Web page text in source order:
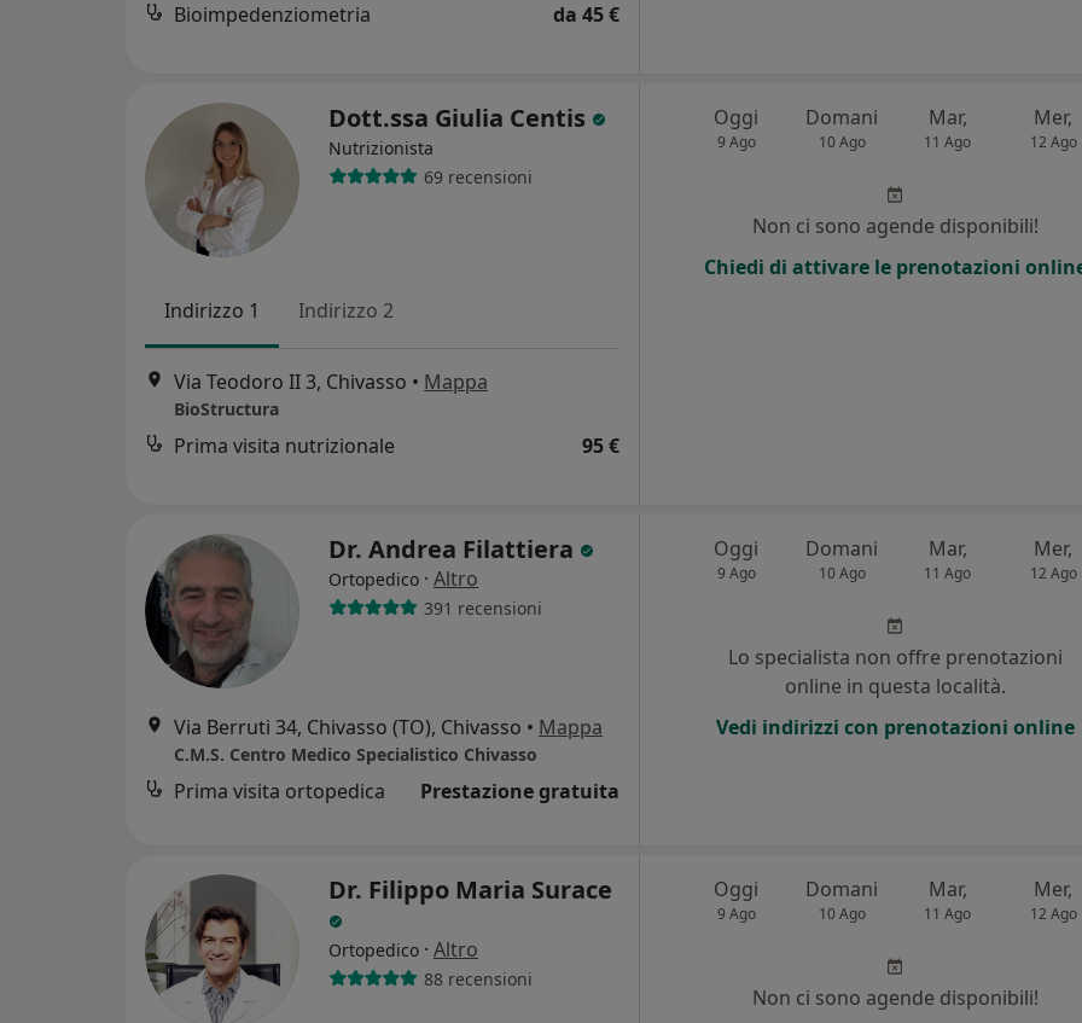
Bioimpedenziometria da 45 €
Dott.ssa Giulia Centis
Nutrizionista
69 recensioni
Indirizzo 1 Indirizzo 2
Via Teodoro II 3, Chivasso • Mappa
BioStructura
Prima visita nutrizionale 95 €
Oggi
9 Ago
Domani
10 Ago
Mar,
11 Ago
Mer,
12 Ago
Non ci sono agende disponibili!
Chiedi di attivare le prenotazioni
Dr. Andrea Filattiera
Ortopedico · Altro
391 recensioni
Via Berruti 34, Chivasso (TO), Chivasso • Mappa
C.M.S. Centro Medico Specialistico Chivasso
Prima visita ortopedica Prestazione gratuita
Oggi
9 Ago
Domani
10 Ago
Mar,
11 Ago
Mer,
12 Ago
Lo specialista non offre prenotazioni
online in questa località.
Vedi indirizzi con prenotazioni online
Dr. Filippo Maria Surace
Ortopedico · Altro
88 recensioni
Oggi
9 Ago
Domani
10 Ago
Mar,
11 Ago
Mer,
12 Ago
Non ci sono agende disponibili!